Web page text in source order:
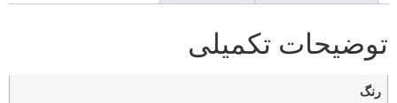
توضیحات تکمیلی
رنگ